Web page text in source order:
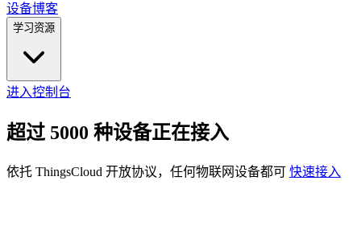
设备博客
学习资源
进入控制台
超过 5000 种设备正在接入
依托 ThingsCloud 开放协议，任何物联网设备都可 快速接入